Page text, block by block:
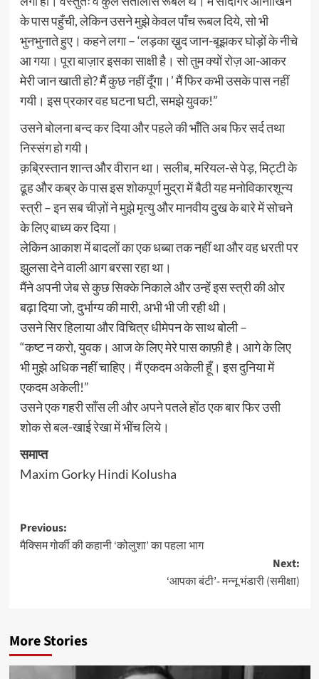
के पास पहुँची, लेकिन उसने मुझे केवल पाँच रूबल दिये, सो भी
भुनभुनाते हुए। कहने लगा – ‘लड़का ख़ुद जान-बूझकर घोड़ों के नीचे
आ गया। पूरा बाज़ार इसका साक्षी है। सो तुम क्यों रोज़ आ-आकर
मेरी जान खाती हो? मैं कुछ नहीं दूँगा।’ मैं फिर कभी उसके पास नहीं
गयी। इस प्रकार वह घटना घटी, समझे युवक!”
उसने बोलना बन्द कर दिया और पहले की भाँति अब फिर सर्द तथा
निस्संग हो गयी।
क़ब्रिस्तान शान्त और वीरान था। सलीब, मरियल-से पेड़, मिट्टी के
ढूह और कब्र के पास इस शोकपूर्ण मुद्रा में बैठी यह मनोविकारशून्य
स्त्री – इन सब चीज़ों ने मुझे मृत्यु और मानवीय दुख के बारे में सोचने
के लिए बाध्य कर दिया।
लेकिन आकाश में बादलों का एक धब्बा तक नहीं था और वह धरती पर
झुलसा देने वाली आग बरसा रहा था।
मैंने अपनी जेब से कुछ सिक्के निकाले और उन्हें इस स्त्री की ओर
बढ़ा दिया जो, दुर्भाग्य की मारी, अभी भी जी रही थी।
उसने सिर हिलाया और विचित्र धीमेपन के साथ बोली –
“कष्ट न करो, युवक। आज के लिए मेरे पास काफ़ी है। आगे के लिए
भी मुझे अधिक नहीं चाहिए। मैं एकदम अकेली हूँ। इस दुनिया में
एकदम अकेली!”
उसने एक गहरी साँस ली और अपने पतले होंठ एक बार फिर उसी
शोक से बल-खाई रेखा में भींच लिये।
समाप्त
Maxim Gorky Hindi Kolusha
Post
navigation
Previous:
मैक्सिम गोर्की की कहानी ‘कोलुशा’ का पहला भाग
Next:
‘आपका बंटी’- मन्नू भंडारी (समीक्षा)
More Stories